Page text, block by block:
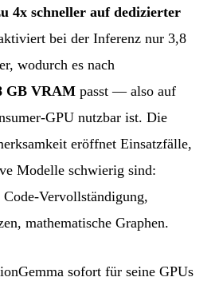
4x schneller auf dedizierter
bei der Inferenz nur 3,8
wodurch es nach
GB VRAM passt — also auf
GPU nutzbar ist. Die
eröffnet Einsatzfälle,
Modelle schwierig sind:
Vervollständigung,
mathematische Graphen.
sofort für seine GPUs